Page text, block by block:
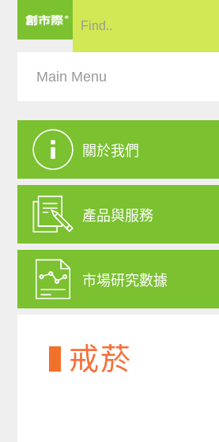
關於我們
產品與服務
市場研究數據
戒菸